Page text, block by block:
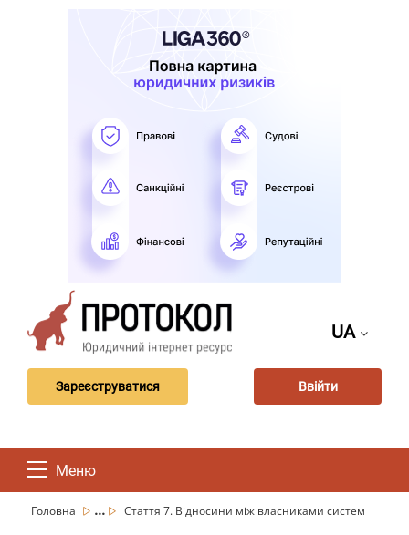
UA
Зареєструватися Ввійти
Меню
Головна ... Стаття 7. Відносини між власниками систем